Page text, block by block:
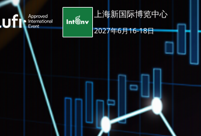
上海新国际博览中心
2027年6月16-18日